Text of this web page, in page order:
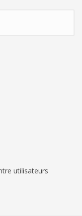
utilisateurs